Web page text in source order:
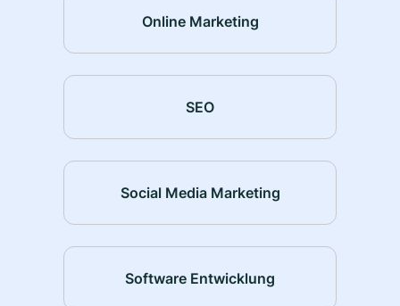
Online Marketing
SEO
Social Media Marketing
Software Entwicklung